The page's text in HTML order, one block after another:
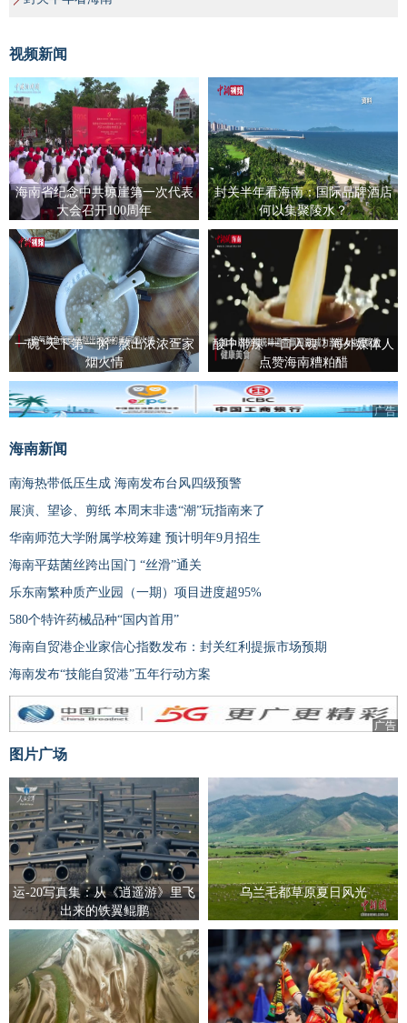
视频新闻
海南省纪念中共琼崖第一次代表
大会召开100周年
封关半年看海南：国际品牌酒店
何以集聚陵水？
一碗“天下第一粥” 熬出浓浓疍家
烟火情
酸中带辣 一口入魂！海外媒体人
点赞海南糟粕醋
广告
海南新闻
南海热带低压生成 海南发布台风四级预警
展演、望诊、剪纸 本周末非遗“潮”玩指南来了
华南师范大学附属学校筹建 预计明年9月招生
海南平菇菌丝跨出国门 “丝滑”通关
乐东南繁种质产业园（一期）项目进度超95%
580个特许药械品种“国内首用”
海南自贸港企业家信心指数发布：封关红利提振市场预期
海南发布“技能自贸港”五年行动方案
广告
图片广场
运-20写真集：从《逍遥游》里飞
出来的铁翼鲲鹏
乌兰毛都草原夏日风光